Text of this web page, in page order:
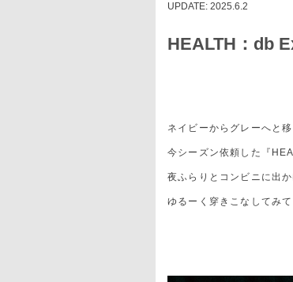
UPDATE: 2025.6.2
HEALTH：db
ネイビーからグレーへと
今シーズン依頼した『
夜ふらりとコンビニに出
ゆるーく穿きこなしてみて